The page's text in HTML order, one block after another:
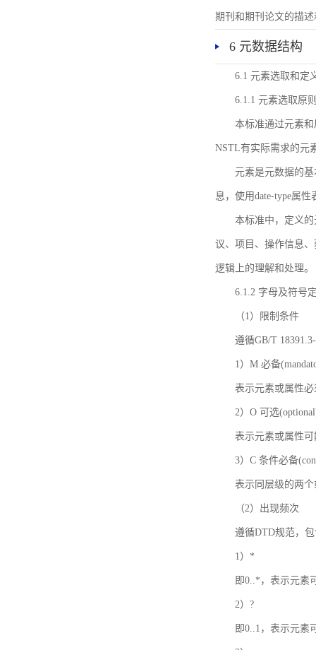
期刊和期刊论文的描
6 元数据结构
6.1 元素选取和定
6.1.1 元素选取原
本标准通过元素
NSTL有实际需求的元
元素是元数据的
息，使用date-type属
本标准中，定义
议、项目、操作信息
逻辑上的理解和处理。
6.1.2 字母及符号
（1）限制条件
遵循GB/T
1）M 必备
表示元素或属性
2）O 可选
表示元素或属性
3）C 条件必备
表示同层级的两
（2）出现频次
遵循DTD规范，
1）*
即0..*，表示元素
2）?
即0..1，表示元素